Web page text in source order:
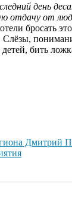
день
отдачу от
бросать
бить
Дмитрий